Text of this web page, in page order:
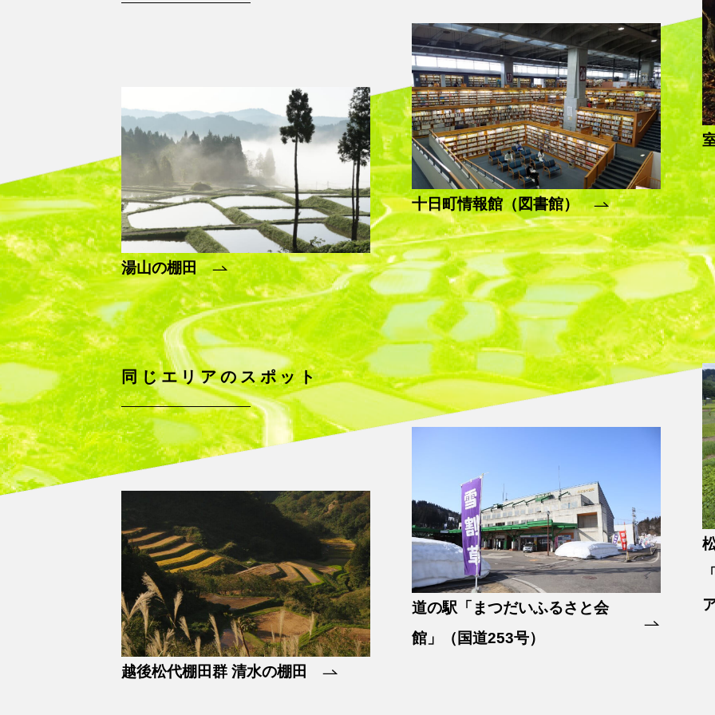
湯山の棚田
十日町情報館（図書館）
同じエリアのスポット
越後松代棚田群 清水の棚田
道の駅「まつだいふるさと会
館」（国道253号）